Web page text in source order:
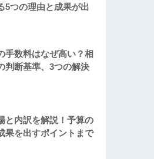
5つの理由と成果が出
手数料はなぜ高い？相
判断基準、3つの解決
と内訳を解説！予算の
果を出すポイントまで